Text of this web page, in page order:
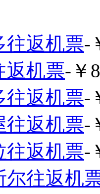
往返机票-
返机票-￥
往返机票-
往返机票-
往返机票-
尔往返机